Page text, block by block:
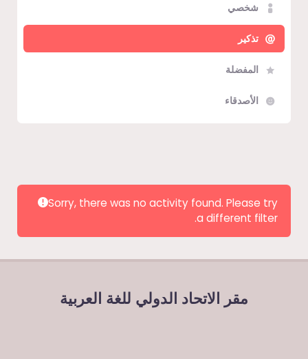
شخصي
تذكير
المفضلة
الأصدقاء
Sorry, there was no activity found. Please try
a different filter.
مقر الاتحاد الدولي للغة العربية